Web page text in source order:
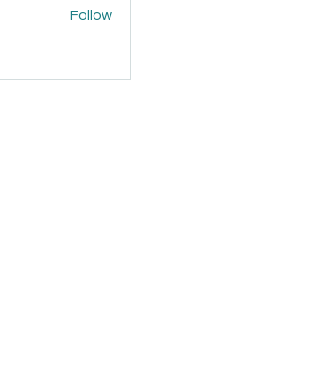
Follow